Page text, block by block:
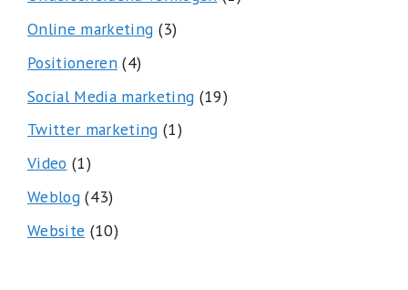
Online marketing (3)
Positioneren(4)
Social Media marketing (19)
Twitter marketing (1)
Video (1)
Weblog(43)
Website (10)